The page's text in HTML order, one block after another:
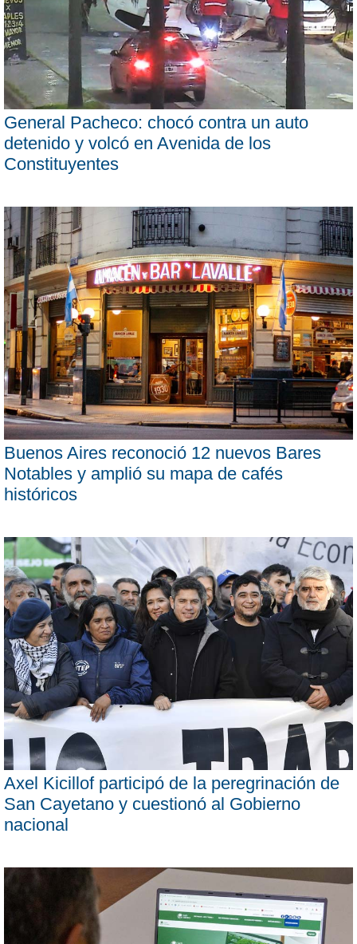
General Pacheco: chocó contra un auto
detenido y volcó en Avenida de los
Constituyentes
Buenos Aires reconoció 12 nuevos Bares
Notables y amplió su mapa de cafés
históricos
Axel Kicillof participó de la peregrinación de
San Cayetano y cuestionó al Gobierno
nacional